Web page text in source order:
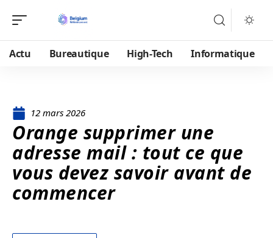
Actu Bureautique High-Tech Informatique
12 mars 2026
Orange supprimer une
adresse mail : tout ce que
vous devez savoir avant de
commencer